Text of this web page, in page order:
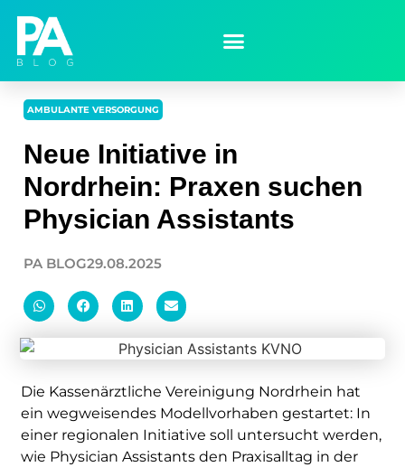
AMBULANTE VERSORGUNG
Neue Initiative in
Nordrhein: Praxen suchen
Physician Assistants
PA BLOG29.08.2025
Die Kassenärztliche Vereinigung Nordrhein hat
ein wegweisendes Modellvorhaben gestartet: In
einer regionalen Initiative soll untersucht werden,
wie Physician Assistants den Praxisalltag in der